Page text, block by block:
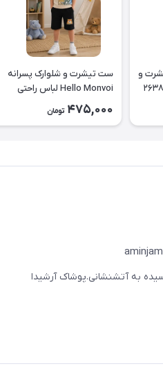
دایناسور تیشرت و
ست تیشرت و شلوارک پسرانه
Hello Monvoi لباس راحتی
بچه‌گانه نخی کد ۲۶۲۹
475,000 تومان
به آتشنشانی.پوشاک آرشیدا